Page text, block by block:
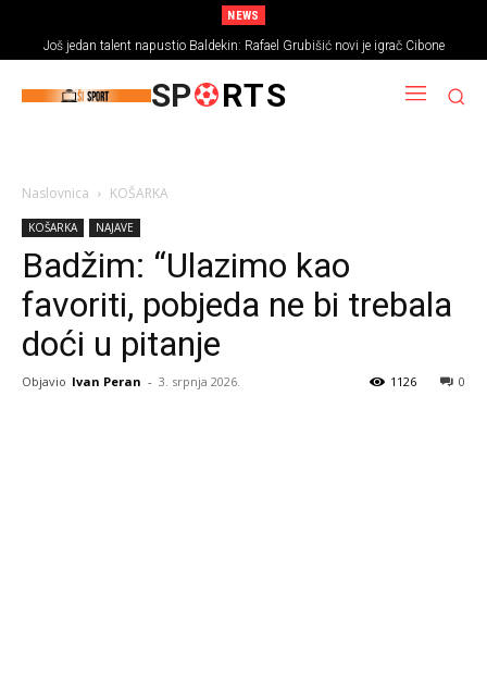
NEWS
Još jedan talent napustio Baldekin: Rafael Grubišić novi je igrač Cibone
SP RTS
Naslovnica KOŠARKA
KOŠARKA NAJAVE
Badžim: “Ulazimo kao
favoriti, pobjeda ne bi trebala
doći u pitanje
Objavio Ivan Peran - 3. srpnja 2026. 0
1126